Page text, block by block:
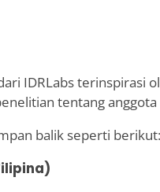
IDRLabs terinspirasi
tentang anggota
balik seperti berikut: